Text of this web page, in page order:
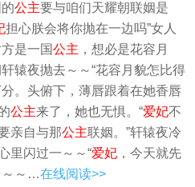
公主要与咱们天耀朝联姻是
担心朕会将你抛在一边吗”女人
是一国公主 ，想必是花容月
辕夜抛去～～“花容月貌怎比得
。头俯下，薄唇跟着在她香唇
公主来了，她也无惧。“爱妃不
亲自与那公主联姻。”轩辕夜冷
里闪过一～～“爱妃 ，今天就先
～～…在线阅读>>